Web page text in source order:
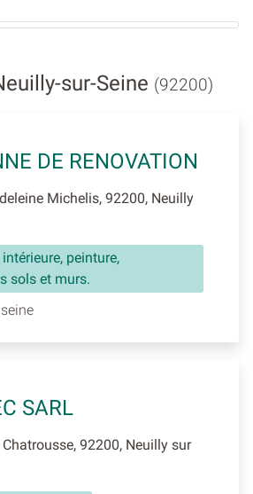
sur-Seine (92200)
DE RENOVATION
Michelis, 92200, Neuilly
peinture,
sols et murs.
SARL
92200, Neuilly sur